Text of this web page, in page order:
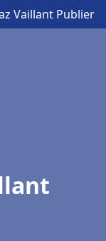
Vaillant Publier